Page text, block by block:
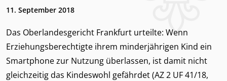
11. September 2018
Das Oberlandesgericht Frankfurt urteilte: Wenn
Erziehungsberechtigte ihrem minderjährigen Kind ein
Smartphone zur Nutzung überlassen, ist damit nicht
gleichzeitig das Kindeswohl gefährdet (AZ 2 UF 41/18,